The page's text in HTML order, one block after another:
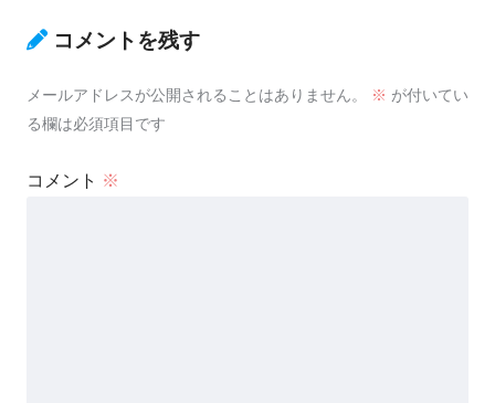
コメントを残す
メールアドレスが公開されることはありません。 ※ が付いてい
る欄は必須項目です
コメント ※